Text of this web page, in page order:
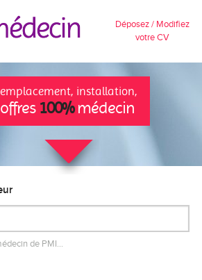
Déposez / Modifiez
votre CV
installation,
100%médecin
de PMI…